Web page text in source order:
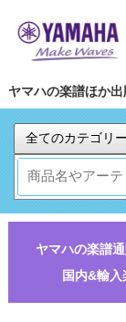
ヤマハの楽譜ほか出
ヤマハの楽譜
国内&輸入